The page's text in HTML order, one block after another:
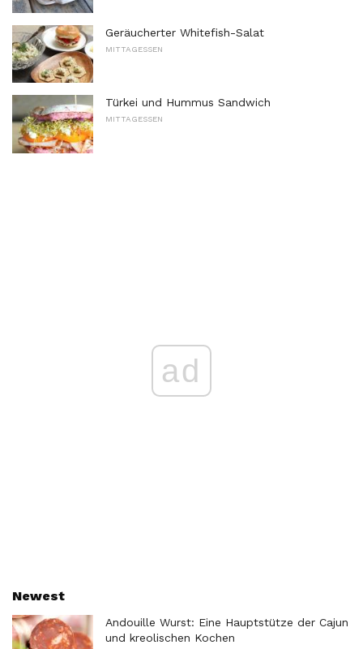
Geräucherter Whitefish-Salat
MITTAGESSEN
Türkei und Hummus Sandwich
MITTAGESSEN
ad
Newest
Andouille Wurst: Eine Hauptstütze der Cajun
und kreolischen Kochen